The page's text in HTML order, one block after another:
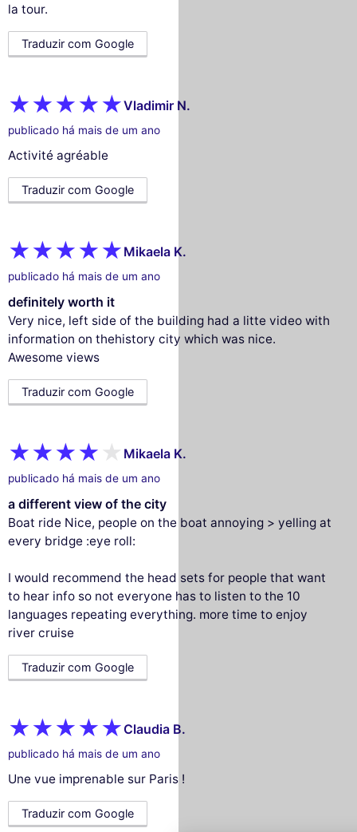
Este site utiliza
cookies
Utilizamos cookies e os seus dados
pessoais para melhorar a sua experiência
la tour.
Traduzir com Google
Vladimir N.
publicado há mais de um ano
Activité agréable
Traduzir com Google
Mikaela K.
publicado há mais de um ano
definitely worth it
Very nice, left side of the building had a litte video with
information on thehistory city which was nice.
Awesome views
Traduzir com Google
Mikaela K.
publicado há mais de um ano
a different view of the city
Boat ride Nice, people on the boat annoying > yelling at
every bridge :eye roll:
I would recommend the head sets for people that want
to hear info so not everyone has to listen to the 10
languages repeating everything. more time to enjoy
river cruise
Traduzir com Google
Claudia B.
publicado há mais de um ano
Une vue imprenable sur Paris !
Traduzir com Google